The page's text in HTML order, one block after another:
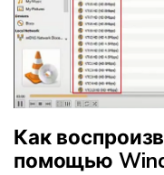
Как
помощью